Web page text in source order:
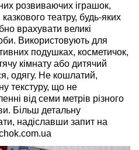
розвиваючих іграшок,
театру, будь-яких
врахувати великі
Використовують для
подушках, косметичок,
кімнату або дитячий
одягу. Не кошлатий,
текстуру, що не
від семи метрів різного
Більш детальну
надіславши запит на